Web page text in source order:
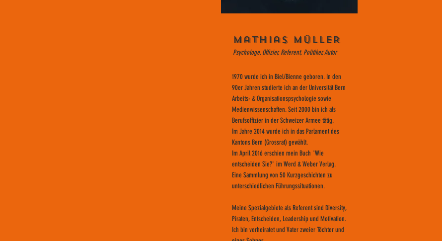
Mathias Müller
Psychologe, Offizier, Referent, Politiker, Autor
1970 wurde ich in Biel/Bienne geboren. In den
90er Jahren studierte ich an der Universität Bern
Arbeits- & Organisationspsychologie sowie
Medienwissenschaften. Seit 2000 bin ich als
Berufsoffizier in der Schweizer Armee tätig.
Im Jahre 2014 wurde ich in das Parlament des
Kantons Bern (Grossrat) gewählt.
Im April 2016 erschien mein Buch "Wie
entscheiden Sie?" im Werd & Weber Verlag.
Eine Sammlung von 50 Kurzgeschichten zu
unterschiedlichen Führungssituationen.
Meine Spezialgebiete als Referent sind Diversity,
Piraten, Entscheiden, Leadership und Motivation.
Ich bin verheiratet und Vater zweier Töchter und